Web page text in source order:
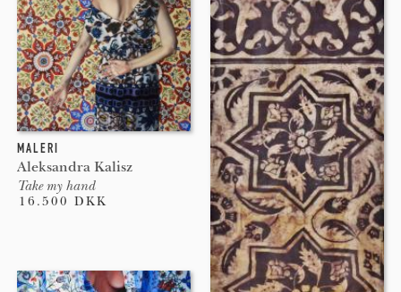
MALERI
Aleksandra Kalisz
Take my hand
16.500 DKK